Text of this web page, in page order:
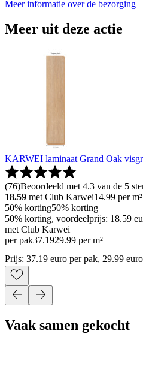
Meer informatie over de bezorging
Meer uit deze actie
KARWEI laminaat Grand Oak
(76)Beoordeeld met 4.3 van de 5
18.59 met Club Karwei14.99 per m²
50% korting50% korting
50% korting, voordeelprijs: 18.59
met Club Karwei
per pak37.1929.99 per m²
Prijs: 37.19 euro per pak, 29.99
Vaak samen gekocht